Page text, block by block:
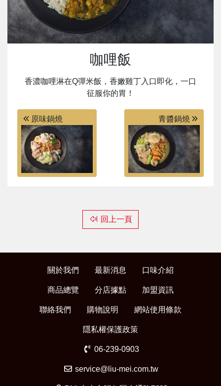
原味鍋燒
咖哩飯
香濃咖哩淋在Q彈米飯，香嫩雞丁入口即化，一口
征服你的胃！
青醬鍋燒
回上一頁
關於我們 最新消息 口味介紹
商品總覽 分店據點 加盟資訊
聯絡我們 購物說明 網站使用條款
隱私權保護政策
06-239-0903
service@liu-mei.com.tw